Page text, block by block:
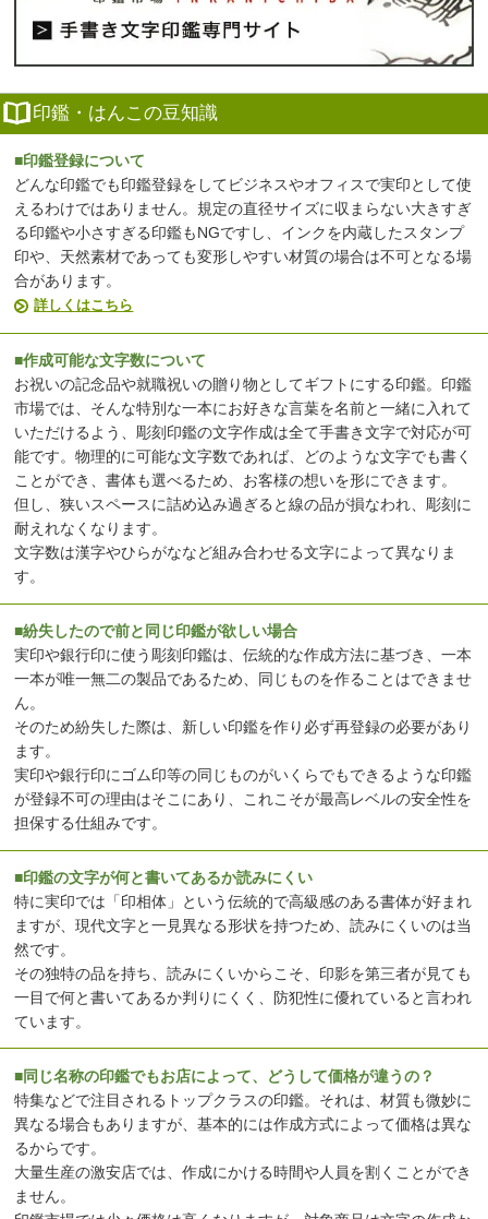
印鑑・はんこの豆知識
■印鑑登録について
どんな印鑑でも印鑑登録をしてビジネスやオフィスで実印として使
えるわけではありません。規定の直径サイズに収まらない大きすぎ
る印鑑や小さすぎる印鑑もNGですし、インクを内蔵したスタンプ
印や、天然素材であっても変形しやすい材質の場合は不可となる場
合があります。
詳しくはこちら
■作成可能な文字数について
お祝いの記念品や就職祝いの贈り物としてギフトにする印鑑。印鑑
市場では、そんな特別な一本にお好きな言葉を名前と一緒に入れて
いただけるよう、彫刻印鑑の文字作成は全て手書き文字で対応が可
能です。物理的に可能な文字数であれば、どのような文字でも書く
ことができ、書体も選べるため、お客様の想いを形にできます。
但し、狭いスペースに詰め込み過ぎると線の品が損なわれ、彫刻に
耐えれなくなります。
文字数は漢字やひらがななど組み合わせる文字によって異なりま
す。
■紛失したので前と同じ印鑑が欲しい場合
実印や銀行印に使う彫刻印鑑は、伝統的な作成方法に基づき、一本
一本が唯一無二の製品であるため、同じものを作ることはできませ
ん。
そのため紛失した際は、新しい印鑑を作り必ず再登録の必要があり
ます。
実印や銀行印にゴム印等の同じものがいくらでもできるような印鑑
が登録不可の理由はそこにあり、これこそが最高レベルの安全性を
担保する仕組みです。
■印鑑の文字が何と書いてあるか読みにくい
特に実印では「印相体」という伝統的で高級感のある書体が好まれ
ますが、現代文字と一見異なる形状を持つため、読みにくいのは当
然です。
その独特の品を持ち、読みにくいからこそ、印影を第三者が見ても
一目で何と書いてあるか判りにくく、防犯性に優れていると言われ
ています。
■同じ名称の印鑑でもお店によって、どうして価格が違うの？
特集などで注目されるトップクラスの印鑑。それは、材質も微妙に
異なる場合もありますが、基本的には作成方式によって価格は異な
るからです。
大量生産の激安店では、作成にかける時間や人員を割くことができ
ません。